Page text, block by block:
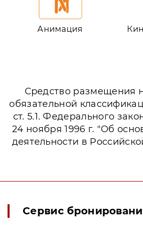
Анимация
Средство размещения
обязательной
ст. 5.1. Федерального
24 ноября 1996 г. "Об
деятельности в
Сервис